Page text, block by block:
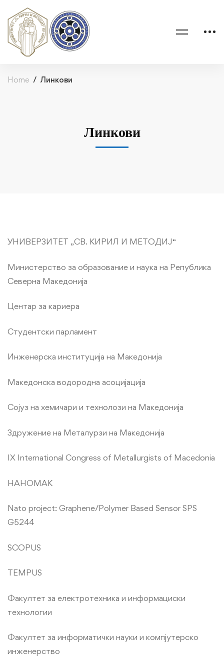
Home Линкови
Линкови
Линкови
УНИВЕРЗИТЕТ „СВ. КИРИЛ И МЕТОДИЈ“
Министерство за образование и наука на Република
Северна Македонија
Центар за кариера
Студентски парламент
Инженерска институција на Македонија
Македонска водородна асоцијација
Сојуз на хемичари и технолози на Македонија
Здружение на Металурзи на Македонија
IX International Congress of Metallurgists of Macedonia
НАНОМАК
Nato project: Graphene/Polymer Based Sensor SPS
G5244
SCOPUS
TEMPUS
Факултет за електротехника и информациски
технологии
Факултет за информатички науки и компјутерско
инженерство